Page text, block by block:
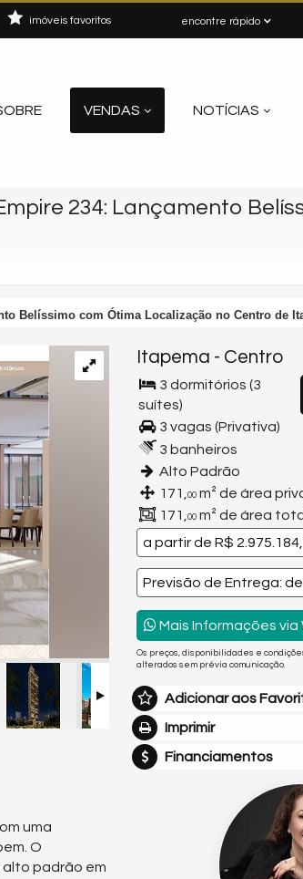
encontre rápido
imóveis favoritos
VENDAS NOTÍCIAS
234: Lançamento
Belíssimo com Ótima Localização no Centro de
Itapema - Centro
3 dormitórios (3
suítes)
3 vagas (Privativa)
3 banheiros
Alto Padrão
171,
00 m² de área
171,
00 m² de área
a partir de R$ 2.975.184,
Previsão de Entrega:
Mais Informações
Os preços, disponibilidades e
alterados sem prévia comunicação.
Adicionar aos
Imprimir
Financiamentos
uma
O
alto padrão em